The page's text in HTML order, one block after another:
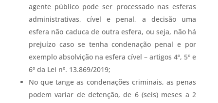
agente público pode ser processado nas esferas
administrativas, cível e penal, a decisão uma
esfera não caduca de outra esfera, ou seja, não há
prejuízo caso se tenha condenação penal e por
exemplo absolvição na esfera cível – artigos 4º, 5º e
6º da Lei nº. 13.869/2019;
No que tange as condenações criminais, as penas
podem variar de detenção, de 6 (seis) meses a 2